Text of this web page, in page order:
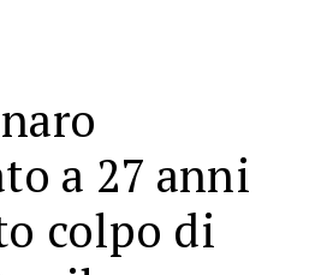
a 27 anni
colpo di